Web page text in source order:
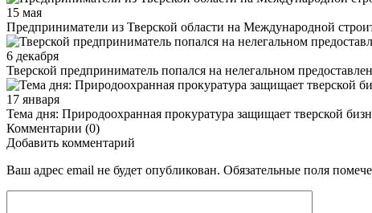
15 мая
Предприниматели из Тверской области на Международной
6 декабря
Тверской предприниматель попался на нелегальном
17 января
Тема дня: Природоохранная прокуратура защищает тверской
Комментарии (0)
Добавить комментарий
Ваш адрес email не будет опубликован. Обязательные поля